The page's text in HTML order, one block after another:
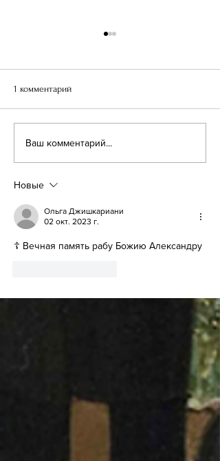
Поздравления с
продолжающимися
1 комментарий
Ваш комментарий...
Новые
Ольга Джишкариани
02 окт. 2023 г.
☦️ Вечная память рабу Божию Александру